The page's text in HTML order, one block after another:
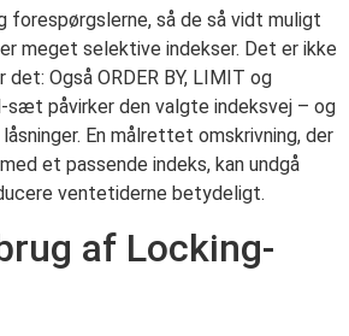
forespørgslerne, så de så vidt muligt
meget selektive indekser. Det er ikke
det: Også ORDER BY, LIMIT og
påvirker den valgte indeksvej – og
En målrettet omskrivning, der
et passende indeks, kan undgå
ventetiderne betydeligt.
af Locking-